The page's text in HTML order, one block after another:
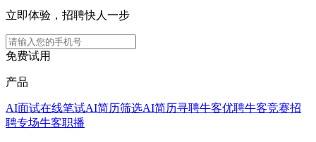
立即体验，招聘快人一步
免费试用
产品
AI面试在线笔试AI简历筛选AI简历寻聘牛客优聘牛客竞赛招
聘专场牛客职播